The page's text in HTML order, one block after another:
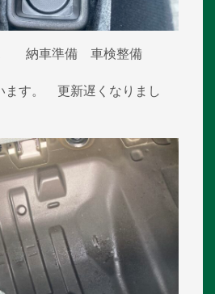
納車準備 車検整備
ます。 更新遅くなりまし